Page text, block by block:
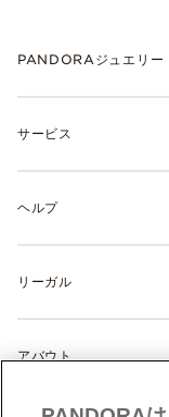
PANDORAジュエリー
ブレスレット
リング
サービス
注文履歴
ウィッシュリスト
ヘルプ
配送について
返品・交換について
サイトマップ
リーガル
特定商取引に関する法律
アバウト